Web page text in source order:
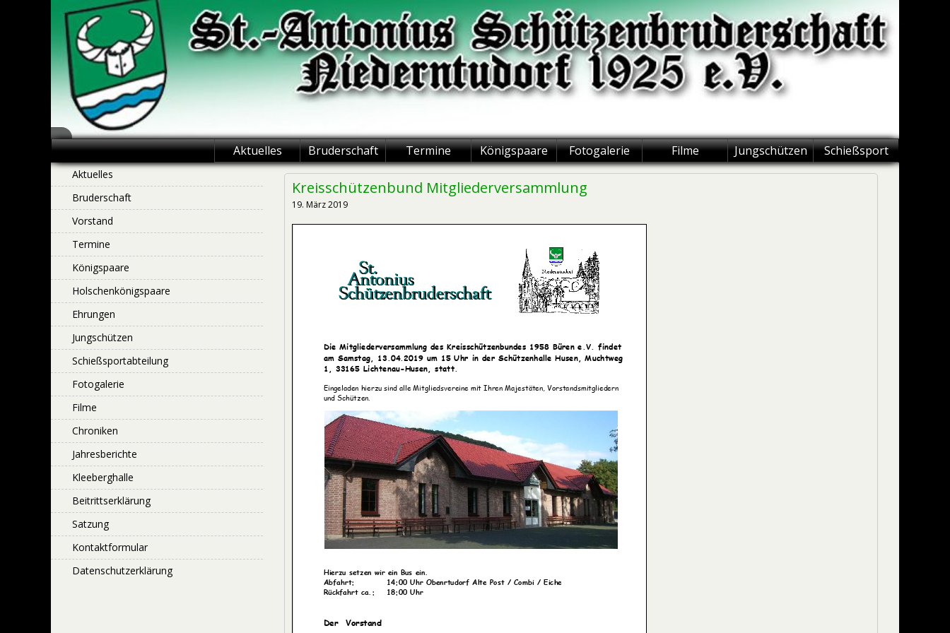
St.-Antonius
Schützenbruderschaft
Niederntudorf
Aktuelles Bruderschaft Termine Königspaare Fotogalerie Filme Jungschützen Schießsport
Kreisschützenbund Mitgliederversammlung
19. März 2019
Aktuelles
Bruderschaft
Vorstand
Termine
Königspaare
Holschenkönigspaare
Ehrungen
Jungschützen
Schießsportabteilung
Fotogalerie
Filme
Chroniken
Jahresberichte
Kleeberghalle
Beitrittserklärung
Satzung
Kontaktformular
Datenschutzerklärung